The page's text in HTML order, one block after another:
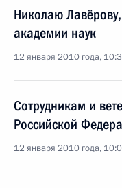
Николаю
академии наук
12 января 2010 года,
Сотрудникам и
Российской
12 января 2010 года,